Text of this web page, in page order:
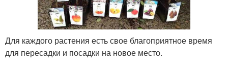
Для каждого растения есть свое благоприятное время
для пересадки и посадки на новое место.